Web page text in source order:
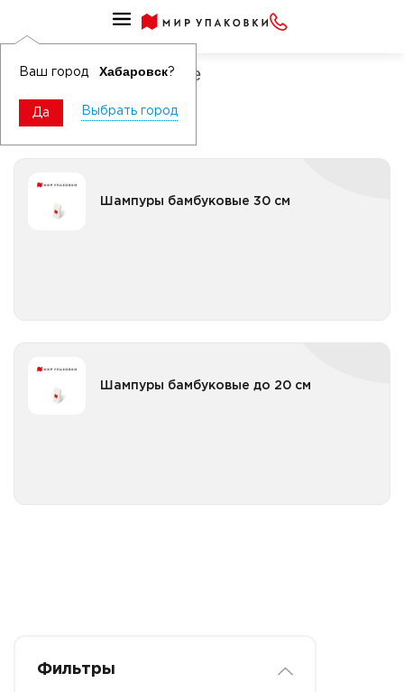
Ваш город Хабаровск?
Да Выбрать город
Шампуры бамбуковые
Шампуры бамбуковые 30 см
Шампуры бамбуковые до 20 см
Фильтры